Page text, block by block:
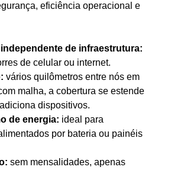
eficiência operacional e
de infraestrutura:
de celular ou internet.
vários quilômetros entre nós em
malha, a cobertura se estende
dispositivos.
de energia: ideal para
por bateria ou painéis
sem mensalidades, apenas